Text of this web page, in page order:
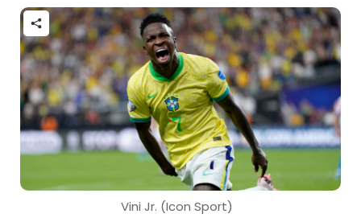
Vini Jr. (Icon Sport)